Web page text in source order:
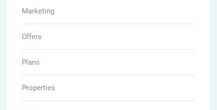
Marketing
Offers
Plans
Properties